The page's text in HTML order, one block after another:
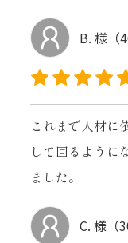
B. 様（
これまで人材に
して回るように
ました。
C. 様（